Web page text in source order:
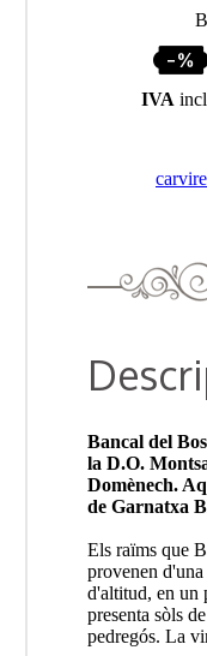
IVA
Bancal del
la D.O.
Domènech.
de Garnatxa
Els raïms que
provenen d'una
d'altitud, en un
presenta sòls
pedregós. La